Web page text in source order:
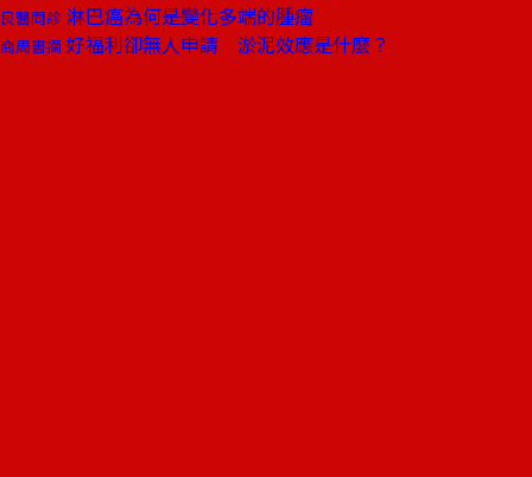
良醫問診 淋巴癌為何是變化多端的腫瘤
商周書摘 好福利卻無人申請 淤泥效應是什麼？